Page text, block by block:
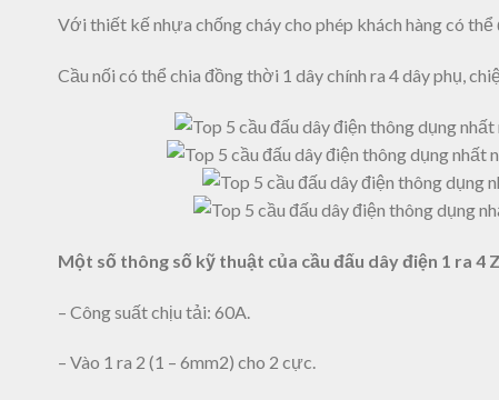
Với thiết kế nhựa chống cháy cho phép khách hàng có
Cầu nối có thể chia đồng thời 1 dây chính ra 4 dây phụ,
Một số thông số kỹ thuật của cầu đấu dây điện 1 ra 4
– Công suất chịu tải: 60A.
– Vào 1 ra 2 (1 – 6mm2) cho 2 cực.